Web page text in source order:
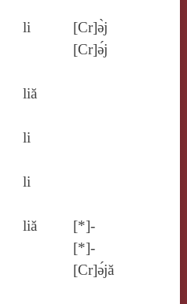
li
[Cr]ə̀j
[Cr]ə́j
liă
li
li
liă
[*]-
[*]-
[Cr]ə́jă